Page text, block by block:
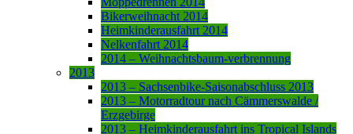
Bikerweihnacht 2014
Heimkinderausfahrt 2014
Nelkenfahrt 2014
2014 – Weihnachtsbaum-verbrennung
2013
2013 – Sachsenbike-Saisonabschluss 2013
2013 – Motorradtour nach Cämmerswalde /
Erzgebirge
2013 – Heimkinderausfahrt ins Tropical Islands